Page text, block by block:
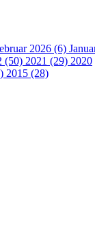
2026 (6)
(50) 2021 (29) 2020
2015 (28)